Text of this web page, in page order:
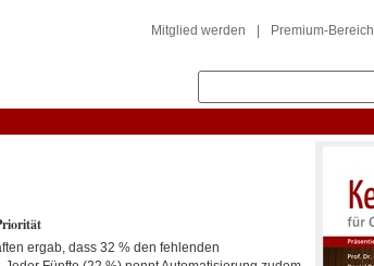
Mitglied werden Premium-Bereich
ergab, dass 32 % den fehlenden